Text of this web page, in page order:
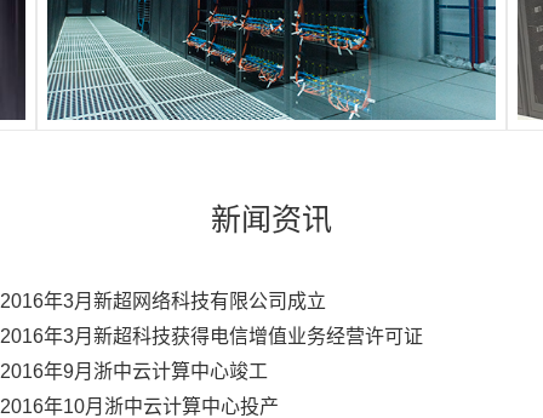
新闻资讯
2016年3月新超网络科技有限公司成立
2016年3月新超科技获得电信增值业务经营许可证
2016年9月浙中云计算中心竣工
2016年10月浙中云计算中心投产